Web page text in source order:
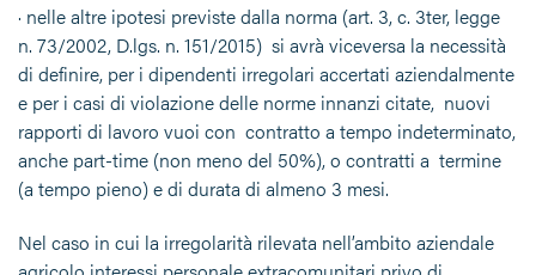
· nelle altre ipotesi previste dalla norma (art. 3, c. 3ter, legge
n. 73/2002, D.lgs. n. 151/2015) si avrà viceversa la necessità
di definire, per i dipendenti irregolari accertati aziendalmente
e per i casi di violazione delle norme innanzi citate, nuovi
rapporti di lavoro vuoi con contratto a tempo indeterminato,
anche part-time (non meno del 50%), o contratti a termine
(a tempo pieno) e di durata di almeno 3 mesi.
Nel caso in cui la irregolarità rilevata nell’ambito aziendale